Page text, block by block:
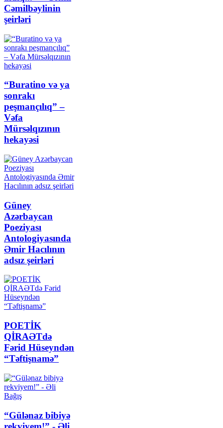
Cəmilbəylinin
şeirləri
“Buratino və ya
sonrakı
peşmançılıq” –
Vəfa
Mürsəlqızının
hekayəsi
Güney
Azərbaycan
Poeziyası
Antologiyasında
Əmir Hacılının
adsız şeirləri
POETİK
QİRAƏTdə
Fərid Hüseyndən
“Təftişnamə”
“Gülənaz bibiyə